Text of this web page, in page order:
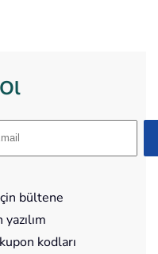
bültene
kodları